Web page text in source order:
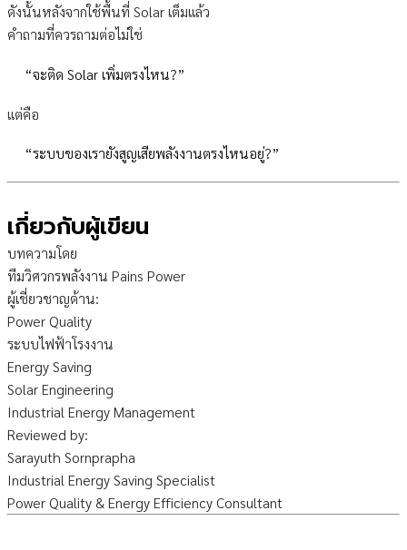
ดังนั้นหลังจากใช้พื้นที่ Solar เต็มแล้ว
คำถามที่ควรถามต่อไม่ใช่
“จะติด Solar เพิ่มตรงไหน?”
แต่คือ
“ระบบของเรายังสูญเสียพลังงานตรงไหนอยู่?”
เกี่ยวกับผู้เขียน
บทความโดย
ทีมวิศวกรพลังงาน Pains Power
ผู้เชี่ยวชาญด้าน:
Power Quality
ระบบไฟฟ้าโรงงาน
Energy Saving
Solar Engineering
Industrial Energy Management
Reviewed by:
Sarayuth Sornprapha
Industrial Energy Saving Specialist
Power Quality & Energy Efficiency Consultant